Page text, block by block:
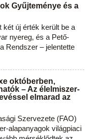
Gyűjteménye és a
két új érték került be a
nyereg, és a Pető-
Rendszer – jelentette
októberben,
– Az élelmiszer-
elmarad az
Szervezete (FAO)
alapanyagok világpiaci